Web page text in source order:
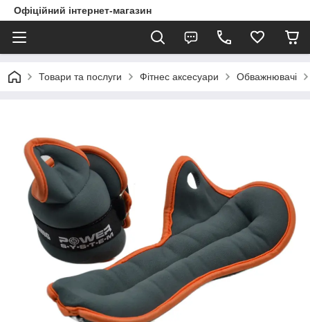
Офіційний інтернет-магазин
Товари та послуги Фітнес аксесуари Обважнювачі